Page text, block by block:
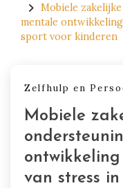
contentMobiele
mentale
sport voor kinderen
Zelfhulp en
Mobiele
van stress